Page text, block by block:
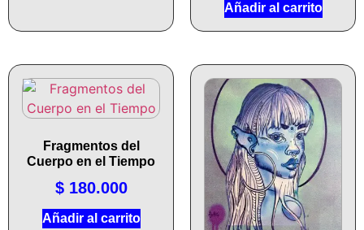
Añadir al carrito
Fragmentos del
Cuerpo en el Tiempo
$180.000
Añadir al carrito